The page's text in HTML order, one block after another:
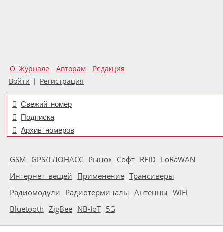
О Журнале Авторам
Редакция
Войти | Регистрация
Свежий номер
Подписка
Архив номеров
GSM GPS/ГЛОНАСС Рынок Софт RFID LoRaWAN
Интернет вещей Применение Трансиверы
Радиомодули Радиотерминалы Антенны WiFi
Bluetooth ZigBee NB-IoT 5G